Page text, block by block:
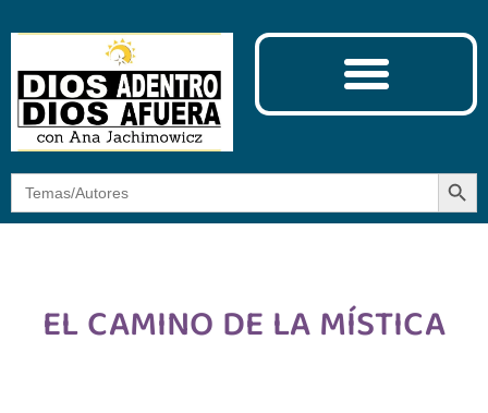
Botón
EL CAMINO DE LA MÍSTICA